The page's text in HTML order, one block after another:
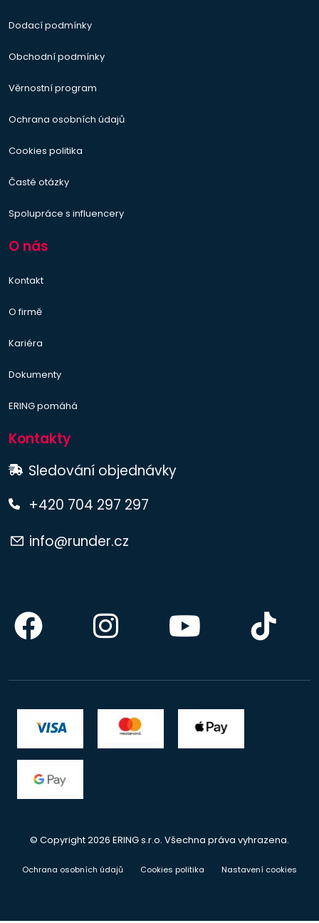
Dodací podmínky
Obchodní podmínky
Věrnostní program
Ochrana osobních údajů
Cookies politika
Časté otázky
Spolupráce s influencery
O nás
Kontakt
O firmě
Kariéra
Dokumenty
ERING pomáhá
Kontakty
Sledování objednávky
+420 704 297 297
info@runder.cz
© Copyright 2026 ERING s.r.o. Všechna práva vyhrazena.
Ochrana osobních údajů Cookies politika Nastavení cookies